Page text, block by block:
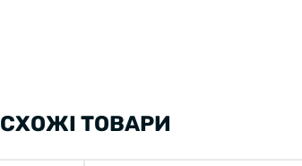
СХОЖІ ТОВАРИ